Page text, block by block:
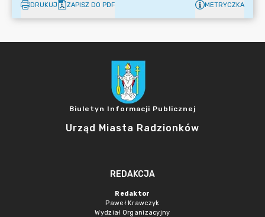
DRUKUJ ZAPISZ DO PDF METRYCZKA
Biuletyn Informacji Publicznej
Urząd Miasta Radzionków
REDAKCJA
Redaktor
Paweł Krawczyk
Wydział Organizacyjny